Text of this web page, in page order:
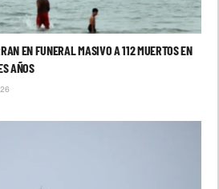
EN FUNERAL MASIVO A 112 MUERTOS EN
AÑOS